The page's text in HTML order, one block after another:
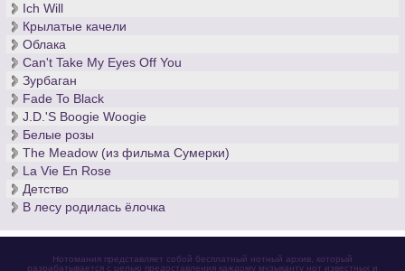
Ich Will
Крылатые качели
Облака
Can't Take My Eyes Off You
Зурбаган
Fade To Black
J.D.'S Boogie Woogie
Белые розы
The Meadow (из фильма Сумерки)
La Vie En Rose
Детство
В лесу родилась ёлочка
Нотомания представляет собой бесплатный нотный архив, который
разрабатывается с целью предоставления каждому музыканту нот известных и